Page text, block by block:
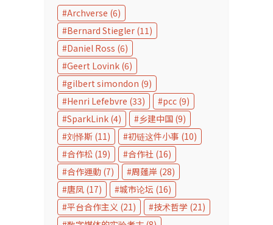
Archverse (6)
Bernard Stiegler (11)
Daniel Ross (6)
Geert Lovink (6)
gilbert simondon (9)
Henri Lefebvre (33) pcc (9)
SparkLink (4) 乡建中国 (9)
刘怿斯 (11) 初链这件小事 (10)
合作松 (19) 合作社 (16)
合作運動 (7) 周蓬岸 (28)
唐凤 (17) 城市论坛 (16)
平台合作主义 (21) 技术哲学 (21)